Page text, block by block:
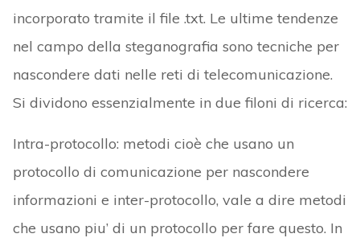
incorporato tramite il file .txt. Le ultime tendenze
nel campo della steganografia sono tecniche per
nascondere dati nelle reti di telecomunicazione.
Si dividono essenzialmente in due filoni di ricerca:
Intra-protocollo: metodi cioè che usano un
protocollo di comunicazione per nascondere
informazioni e inter-protocollo, vale a dire metodi
che usano piu’ di un protocollo per fare questo. In